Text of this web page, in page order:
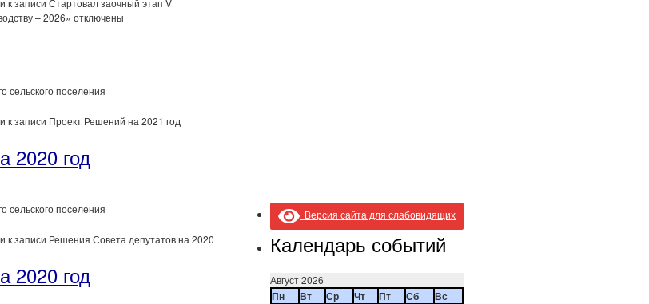
к записи Стартовал заочный этап V
– 2026» отключены
сельского поселения
к записи Проект Решений на 2021 год
2020 год
сельского поселения
к записи Решения Совета депутатов на 2020
2020 год
Версия сайта для слабовидящих
Календарь событий
Август 2026
Пн Вт Ср Чт Пт Сб Вс